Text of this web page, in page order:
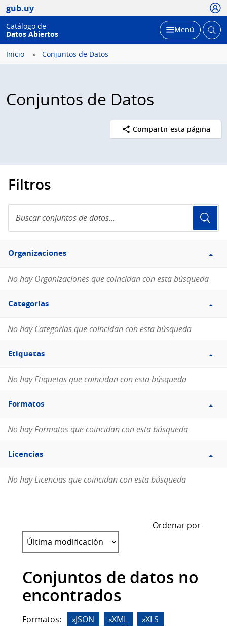
gub.uy
Catálogo de
Datos Abiertos
Desplegar
Menú Abrir
Inicio Conjuntos de Datos
Conjuntos de Datos
Compartir esta página
Filtros
conjuntos
de
Filtro
Organizaciones
Organizaciones
No hay Organizaciones que coincidan con esta búsqueda
Filtro
Categorias
Categorias
No hay Categorias que coincidan con esta búsqueda
Filtro
Etiquetas
Etiquetas
No hay Etiquetas que coincidan con esta búsqueda
Filtro
Formatos
Formatos
No hay Formatos que coincidan con esta búsqueda
Filtro
Licencias
Licencias
No hay Licencias que coincidan con esta búsqueda
Ordenar por
Conjuntos de datos no
encontrados
Formatos: JSON XML
XLS